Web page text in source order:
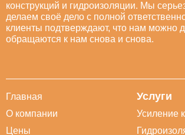
конструкций и гидроизоляции. Мы
делаем своё дело с полной
клиенты подтверждают, что нам можно
обращаются к нам снова и снова.
Главная
О компании
Цены
Услуги
Усиление